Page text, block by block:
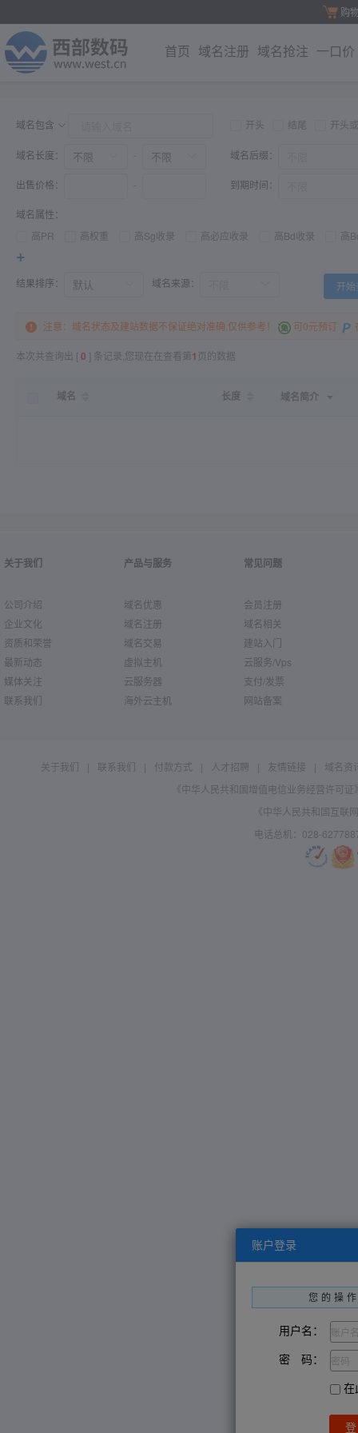
账户登录
您的操
用户名：
密 码：
在
购
首页 域名注册 域名抢注 一口价
域名包含 开头 结尾 开头
域名长度： - 域名后缀：
出售价格： - 到期时间：
域名属性：
高PR
高权重 高Sg收录 高必应收录 高Bd收录 高
+
结果排序： 域名来源： 开
注意：域名状态及建站数据不保证绝对准确,仅供参考！ 可0元预订
本次共查询出 [0 ] 条记录,您现在在查看第1页的数据
域名 长度 域名简介
关于我们
公司介绍
企业文化
资质和荣誉
最新动态
媒体关注
联系我们
产品与服务
域名优惠
域名注册
域名交易
虚拟主机
云服务器
海外云主机
常见问题
会员注册
域名相关
建站入门
云服务/Vps
支付/发票
网站备案
关于我们 | 联系我们 | 付款方式 | 人才招聘 | 友情链接 |
域名资
《中华人民共和国增值电信业务经营许可
《中华人民共和国互
电话总机：028-